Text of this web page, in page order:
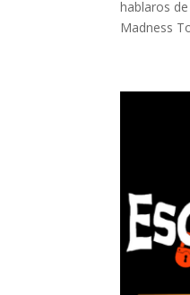
hablaros
Madness